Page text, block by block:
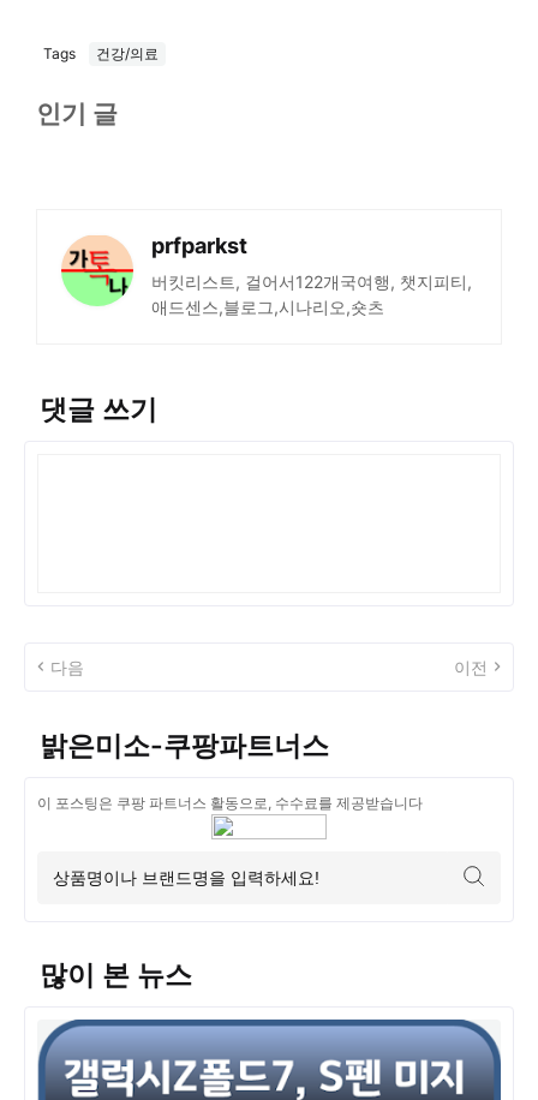
Tags 건강/의료
인기 글
prfparkst
버킷리스트, 걸어서122개국여행, 챗지피티,
애드센스,블로그,시나리오,숏츠
댓글 쓰기
다음 이전
밝은미소-쿠팡파트너스
이 포스팅은 쿠팡 파트너스 활동으로, 수수료를 제공받습니다
많이 본 뉴스